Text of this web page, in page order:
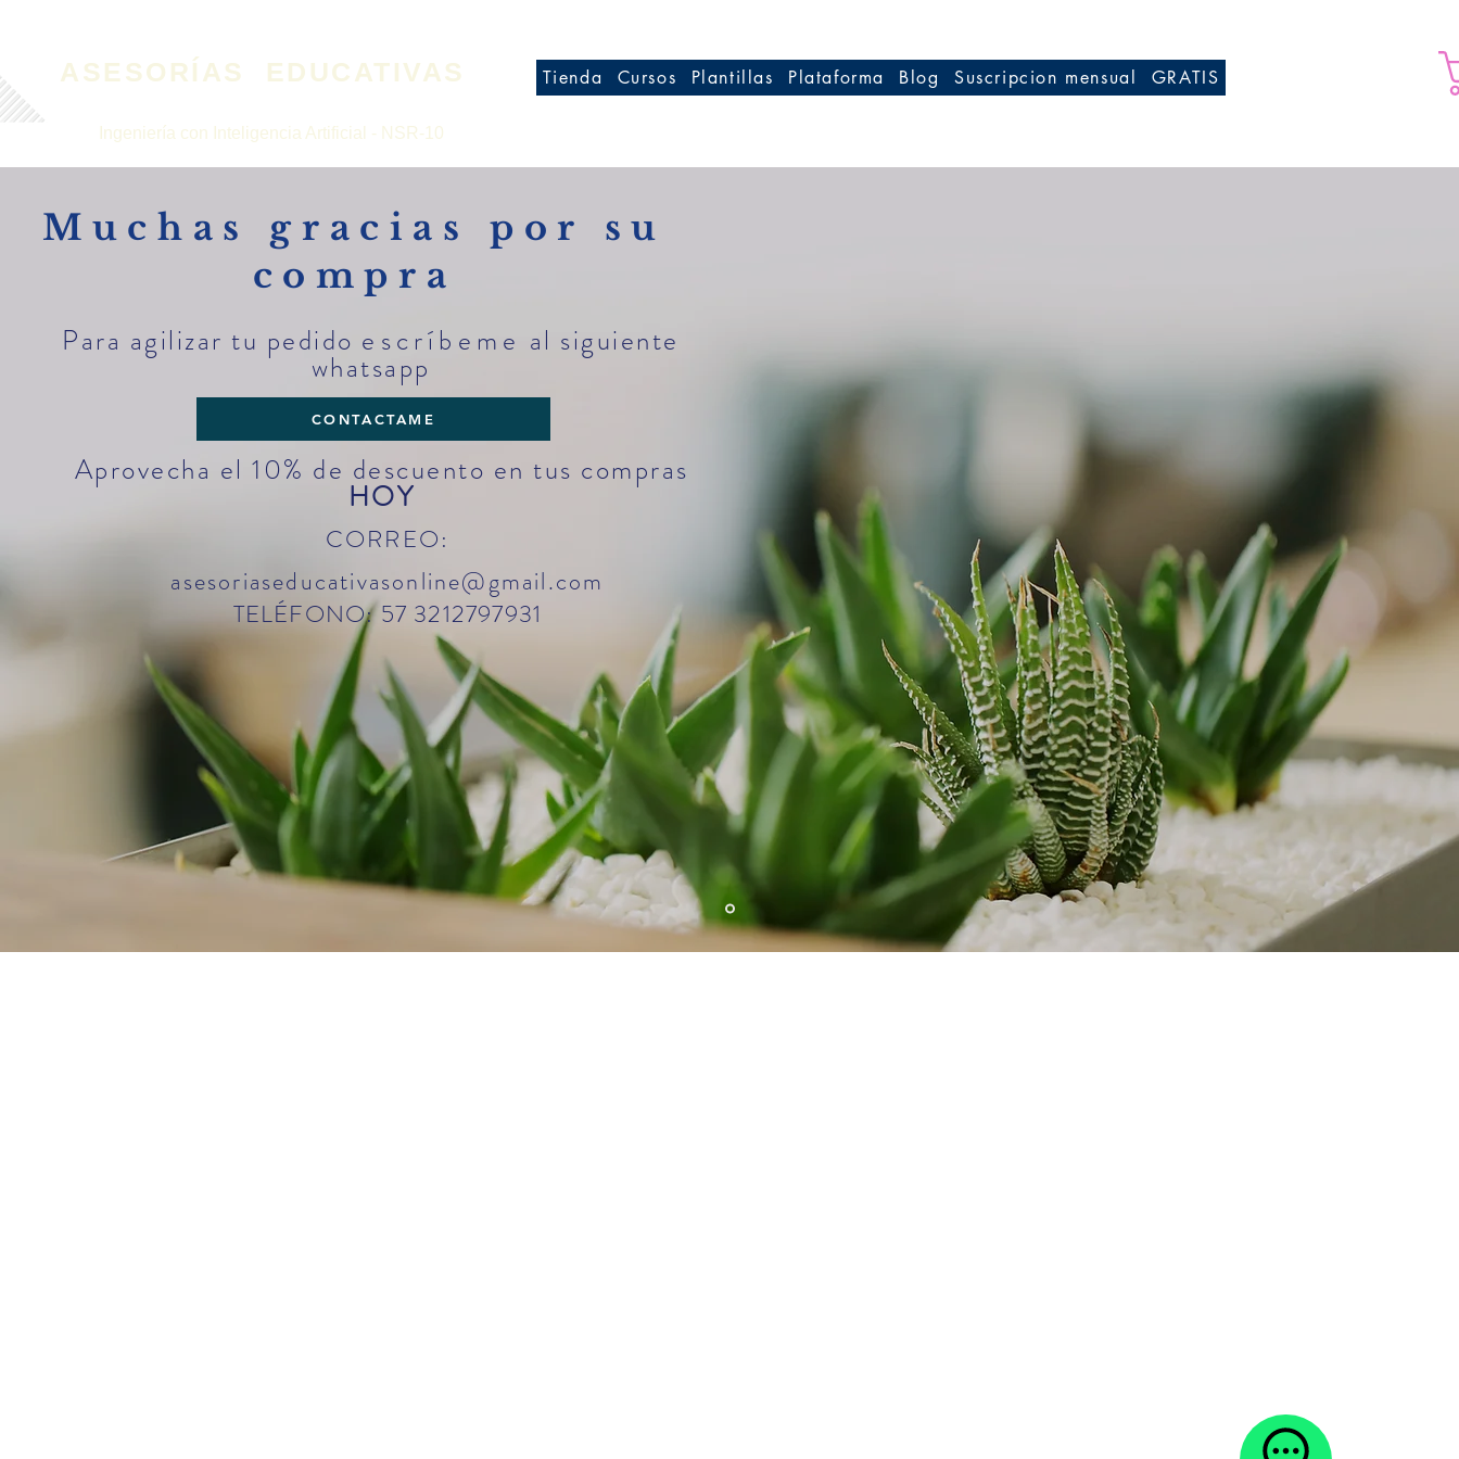
ASESORÍAS EDUCATIVAS
Ingeniería con Inteligencia Artificial - NSR-10
Tienda Cursos Plantillas Plataforma Blog Suscripcion mensual GRATIS
Muchas gracias por su
compra
Para agilizar tu pedido escríbeme al siguiente
whatsapp
CONTACTAME
CORREO:
asesoriaseducativasonline@gmail.com
TELÉFONO: 57 3212797931
Aprovecha el 10% de descuento en tus compras
HOY